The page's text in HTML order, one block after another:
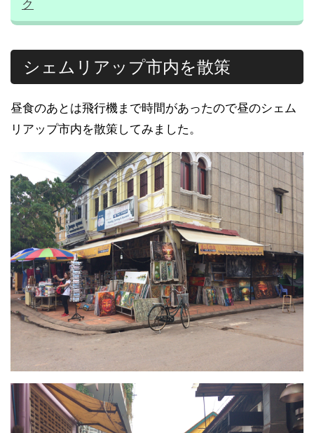
ク
シェムリアップ市内を散策
昼食のあとは飛行機まで時間があったので昼のシェム
リアップ市内を散策してみました。